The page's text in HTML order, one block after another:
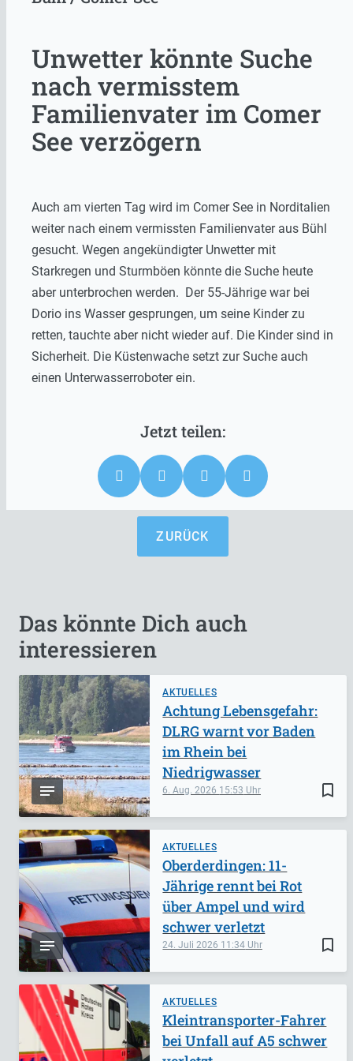
Unwetter könnte Suche
nach vermisstem
Familienvater im Comer
See verzögern
Auch am vierten Tag wird im Comer See in Norditalien
weiter nach einem vermissten Familienvater aus Bühl
gesucht. Wegen angekündigter Unwetter mit
Starkregen und Sturmböen könnte die Suche heute
aber unterbrochen werden. Der 55-Jährige war bei
Dorio ins Wasser gesprungen, um seine Kinder zu
retten, tauchte aber nicht wieder auf. Die Kinder sind in
Sicherheit. Die Küstenwache setzt zur Suche auch
einen Unterwasserroboter ein.
ZURÜCK
Das könnte Dich auch
interessieren
AKTUELLES
bookmark_border
6. Aug. 2026 15:53
Achtung Lebensgefahr:
DLRG warnt vor Baden
im Rhein bei
Niedrigwasser
AKTUELLES
bookmark_border
24. Juli 2026 11:34
Oberderdingen: 11-
Jährige rennt bei Rot
über Ampel und wird
schwer verletzt
AKTUELLES
Kleintransporter-Fahrer
bei Unfall auf A5 schwer